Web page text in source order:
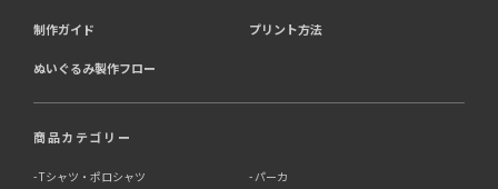
制作ガイド プリント方法
ぬいぐるみ製作フロー
商品カテゴリー
Tシャツ・ポロシャツ パーカ